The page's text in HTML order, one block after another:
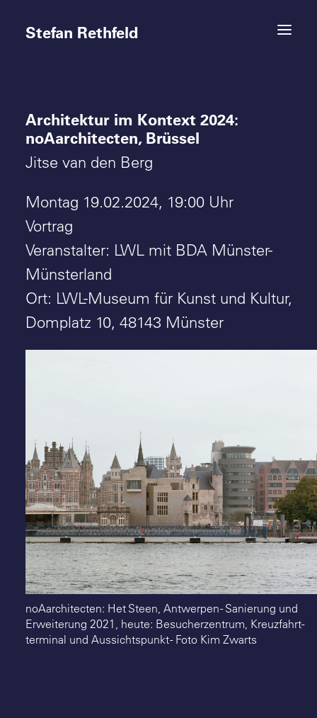
Stefan Rethfeld
Termine
Projekte
Vita
Kontakt
Suche
Architektur im Kontext 2024:
noAarchitecten, Brüssel
Jitse van den Berg
Montag 19.02.2024, 19:00 Uhr
Vortrag
Veranstalter: LWL mit BDA Münster-
Münsterland
Ort: LWL-Museum für Kunst und Kultur,
Domplatz 10, 48143 Münster
noAarchitecten: Het Steen, Antwerpen - Sanierung und
Erweiterung 2021, heute: Besucherzentrum, Kreuzfahrt­
terminal und Aussichtspunkt - Foto Kim Zwarts